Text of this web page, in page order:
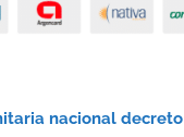
nacional